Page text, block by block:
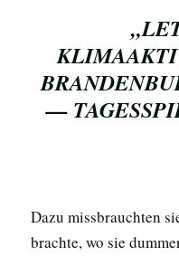
—
Dazu missbrauchten
brachte, wo sie